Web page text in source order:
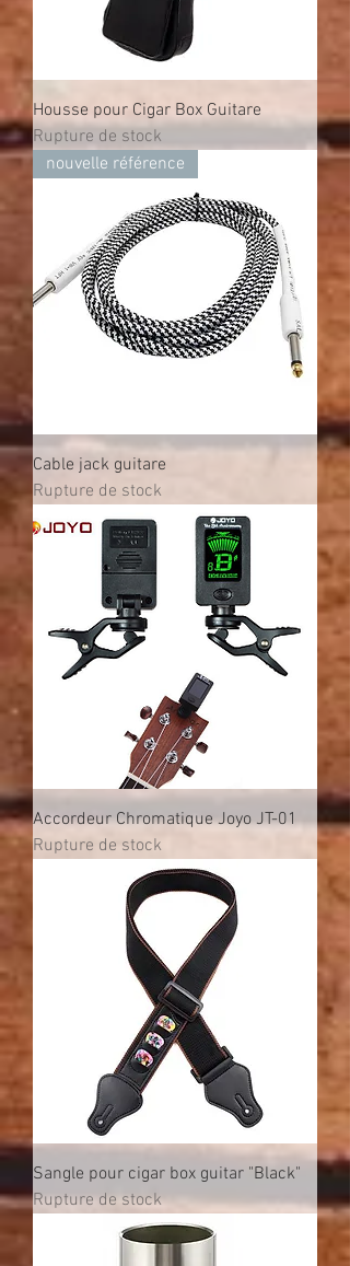
Housse pour Cigar Box Guitare
Rupture de stock
nouvelle référence
Cable jack guitare
Rupture de stock
Accordeur Chromatique Joyo JT-01
Rupture de stock
Sangle pour cigar box guitar "Black"
Rupture de stock